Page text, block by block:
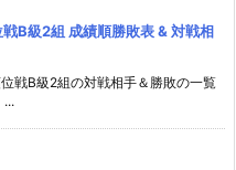
B級2組 成績順勝敗表 & 対戦相
戦B級2組の対戦相手＆勝敗の一覧
...